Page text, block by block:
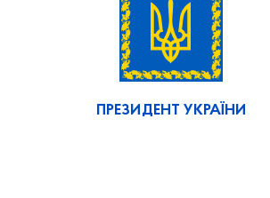
ПРЕЗИДЕНТ УКРАЇНИ